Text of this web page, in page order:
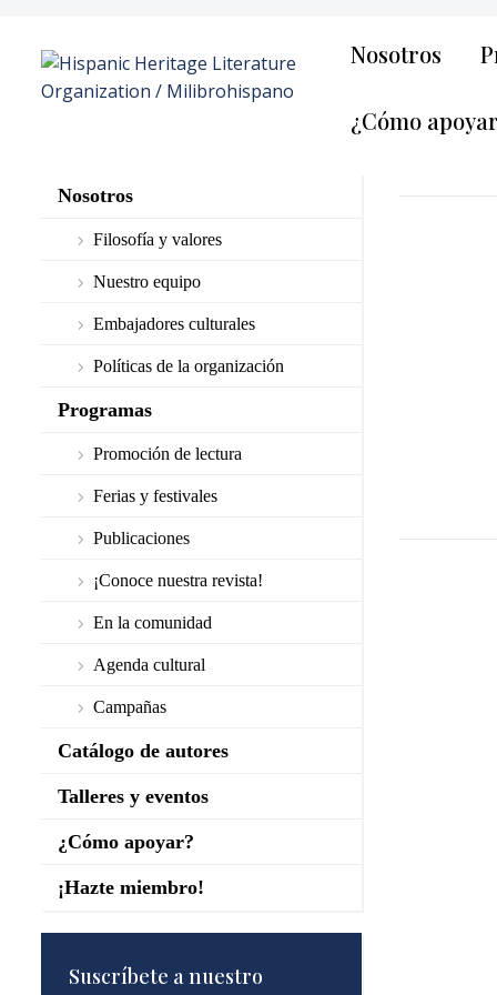
Nosotros
¿Cómo
Nosotros
Filosofía y valores
Nuestro equipo
Embajadores culturales
Políticas de la organización
Programas
Promoción de lectura
Ferias y festivales
Publicaciones
¡Conoce nuestra revista!
En la comunidad
Agenda cultural
Campañas
Catálogo de autores
Talleres y eventos
¿Cómo apoyar?
¡Hazte miembro!
Suscríbete a nuestro